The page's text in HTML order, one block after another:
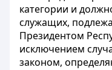
категории и
служащих,
Президентом
исключением
законом,